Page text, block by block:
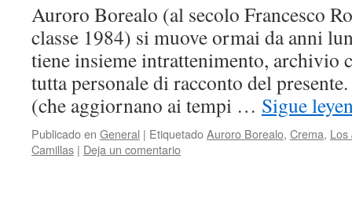
Auroro Borealo (al secolo Francesco
classe 1984) si muove ormai da anni
tiene insieme intrattenimento, archivio
tutta personale di racconto del
(che aggiornano ai tempi … Sigue
Publicado en General | EtiquetadoAuroro Borealo, Crema, Los
Camillas | Deja un comentario